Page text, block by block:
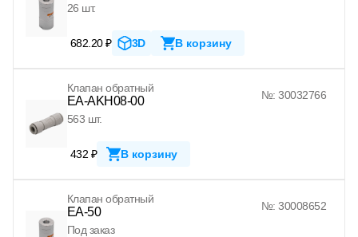
26 шт.
682.20 ₽ 3D В корзину
Клапан обратный
EA-AKH08-00
№: 30032766
563 шт.
432 ₽ В корзину
Клапан обратный
EA-50
№: 30008652
Под заказ